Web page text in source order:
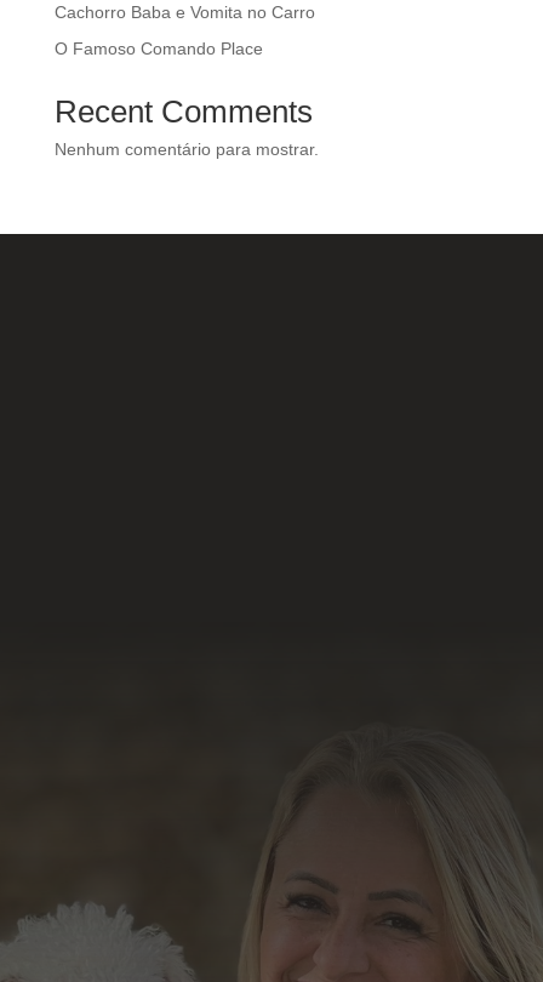
Cachorro Baba e Vomita no Carro
O Famoso Comando Place
Recent Comments
Nenhum comentário para mostrar.